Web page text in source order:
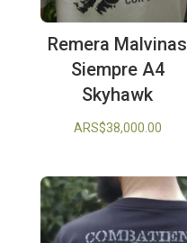
Remera Malvinas
Siempre A4
Skyhawk
ARS$38,000.00